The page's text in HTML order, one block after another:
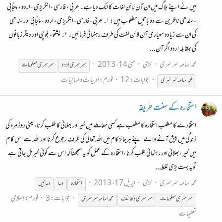
میں نے اپنے بلاگ میں ان آن لائن لغات کا لنک دیا ہے۔ عربی ، فارسی ، انگریزی ، اردو ، پنجابی
، سندھی ناظرین سے دو باتیں مطلوب ہیں: ۱۔ عربی ، فارسی ، انگریزی ، اردو ، پنجابی اور سندھی
کی ان سے زیادہ معیاری آن لائن لغت کی طرف رہنمائی فرمائیں۔ ۲۔ پشتو ، بلوچی اور دیگر زبانوں
کی بمقابلہ اردو اگر آن...
محمد اسامہ سَرسَری
لڑی مئی 14، 2013 سرسریاردو سرسریمعلومات
محمد اسامہ سَرسَری
جوابات: 12 فورم:ادبیات و لسانیات
استخارہ کے سنت طریقہ
استخارے کا مطلب استخارہ کا مطلب ہے کسی معاملے میں خیراور بھلائی کا طلب کرنا،یعنی روز مرہ کی
زندگی میں پیش آنے والے اپنے ہرجائز کام میں اللہ تعالی کی طرف رجوع کرنا اور اللہ سے اس کام
میں خیر ،بھلائی اور رہنمائی طلب کرنا ،استخارہ کے عمل کو یہ سمجھنا کہ اس سے کوئی خبر مل جاتی ہے
تویہ بہت بڑی غلط...
محمد اسامہ سَرسَری
لڑی اپریل 17، 2013 استخارہ دعا
دعائیں
سرسریمعلومات سرسریوظائف محمد اسامہ سَرسَری جوابات: 3 فورم:اِسلامی
تعلیمات